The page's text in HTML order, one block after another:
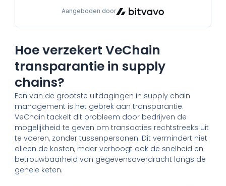
Hoe verzekert VeChain
transparantie in supply
chains?
Een van de grootste uitdagingen in supply chain
management is het gebrek aan transparantie.
VeChain tackelt dit probleem door bedrijven de
mogelijkheid te geven om transacties rechtstreeks uit
te voeren, zonder tussenpersonen. Dit vermindert niet
alleen de kosten, maar verhoogt ook de snelheid en
betrouwbaarheid van gegevensoverdracht langs de
gehele keten.